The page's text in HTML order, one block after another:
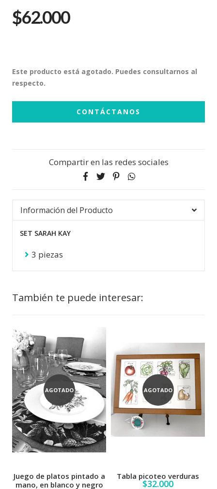
$62.000
Este producto está agotado. Puedes consultarnos al
respecto.
CONTÁCTANOS
Compartir en las redes sociales
Información del Producto
SET SARAH KAY
3 piezas
También te puede interesar:
AGOTADO
Juego de platos pintado a
mano, en blanco y negro
AGOTADO
Tabla picoteo verduras
$32.000